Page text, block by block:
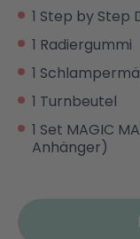
1 Step by Step
1 Radiergummi
1
1 Turnbeutel
1 Set MAGIC
Anhänger)